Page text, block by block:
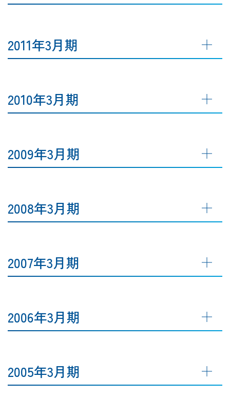
2011年3月期
2010年3月期
2009年3月期
2008年3月期
2007年3月期
2006年3月期
2005年3月期